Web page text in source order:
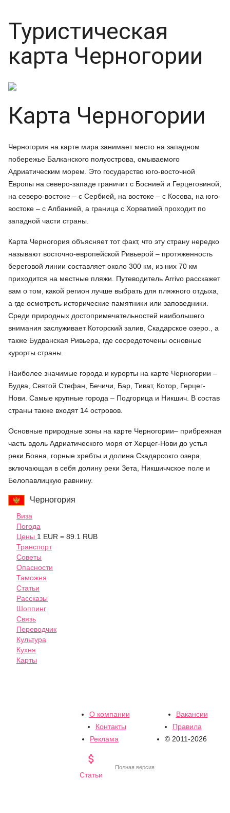
Туристическая
карта Черногории
Карта Черногории
Черногория на карте мира занимает место на западном
побережье Балканского полуострова, омываемого
Адриатическим морем. Это государство юго-восточной
Европы на северо-западе граничит с Боснией и Герцеговиной,
на северо-востоке – с Сербией, на востоке – с Косова, на юго-
востоке – с Албанией, а граница с Хорватией проходит по
западной части страны.
Карта Черногория объясняет тот факт, что эту страну нередко
называют восточно-европейской Ривьерой – протяженность
береговой линии составляет около 300 км, из них 70 км
приходится на местные пляжи. Путеводитель Arrivo расскажет
вам о том, какой регион лучше выбрать для пляжного отдыха,
а где осмотреть исторические памятники или заповедники.
Среди природных достопримечательностей наибольшего
внимания заслуживает Которский залив, Скадарское озеро., а
также Будванская Ривьера, где сосредоточены основные
курорты страны.
Наиболее значимые города и курорты на карте Черногории –
Будва, Святой Стефан, Бечичи, Бар, Тиват, Котор, Герцег-
Нови. Самые крупные города – Подгорица и Никшич. В состав
страны также входят 14 островов.
Основные природные зоны на карте Черногории– прибрежная
часть вдоль Адриатического моря от Херцег-Нови до устья
реки Бояна, горные хребты и долина Скадарсокго озера,
включающая в себя долину реки Зета, Никшиччское поле и
Белопавлицкую равнину.
Черногория
Виза
Погода
Цены 1 EUR = 89.1 RUB
Транспорт
Советы
Опасности
Таможня
Статьи
Рассказы
Шоппинг
Связь
Переводчик
Культура
Кухня
Карты
О компании
Вакансии
Контакты
Правила
Реклама
© 2011-2026

Статьи
Полная версия